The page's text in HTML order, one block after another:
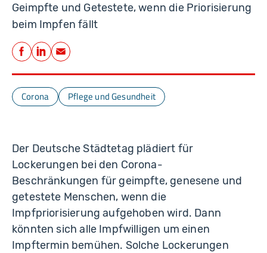
Geimpfte und Getestete, wenn die Priorisierung
beim Impfen fällt
Teilen
Facebook
LinkedIn
E-Mail
Corona Pflege und Gesundheit
Der Deutsche Städtetag plädiert für
Lockerungen bei den Corona-
Beschränkungen für geimpfte, genesene und
getestete Menschen, wenn die
Impfpriorisierung aufgehoben wird. Dann
könnten sich alle Impfwilligen um einen
Impftermin bemühen. Solche Lockerungen